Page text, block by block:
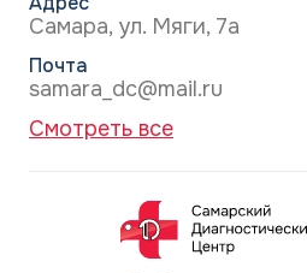
невролога для исключения
патологии.
Аппаратная диагностика:
мониторирование ЭКГ,
биохимический анализы
гормонального фона).
Самара, ул. Мяги, 7а
Почта
samara_dc@mail.ru
Смотреть все